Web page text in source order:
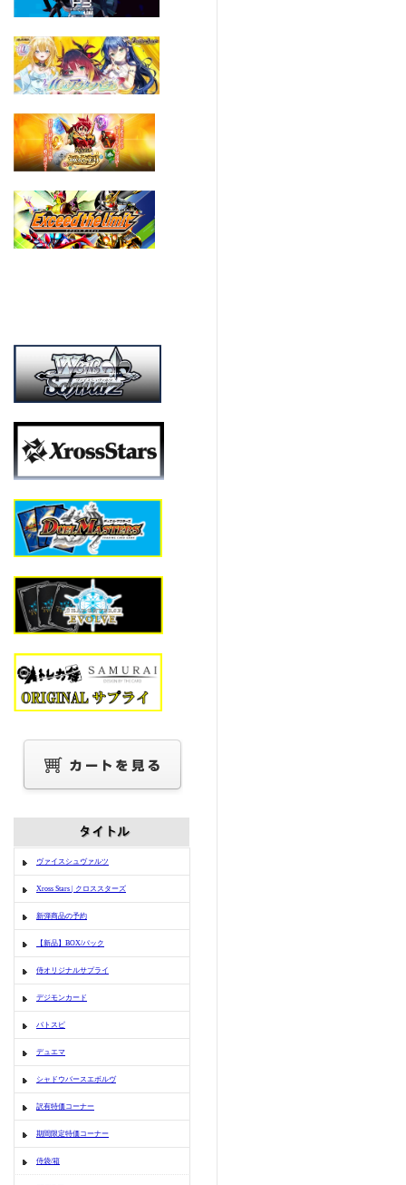
ヴァイスシュヴァルツ
Xross Stars | クロススターズ
新弾商品の予約
【新品】BOX/パック
侍オリジナルサプライ
デジモンカード
バトスピ
デュエマ
シャドウバースエボルヴ
訳有特価コーナー
期間限定特価コーナー
侍袋/箱